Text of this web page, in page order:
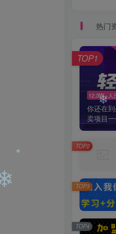
热门
12.3W+人
你还在
卖项目
TOP1
TOP2
TOP3
TOP4
❄